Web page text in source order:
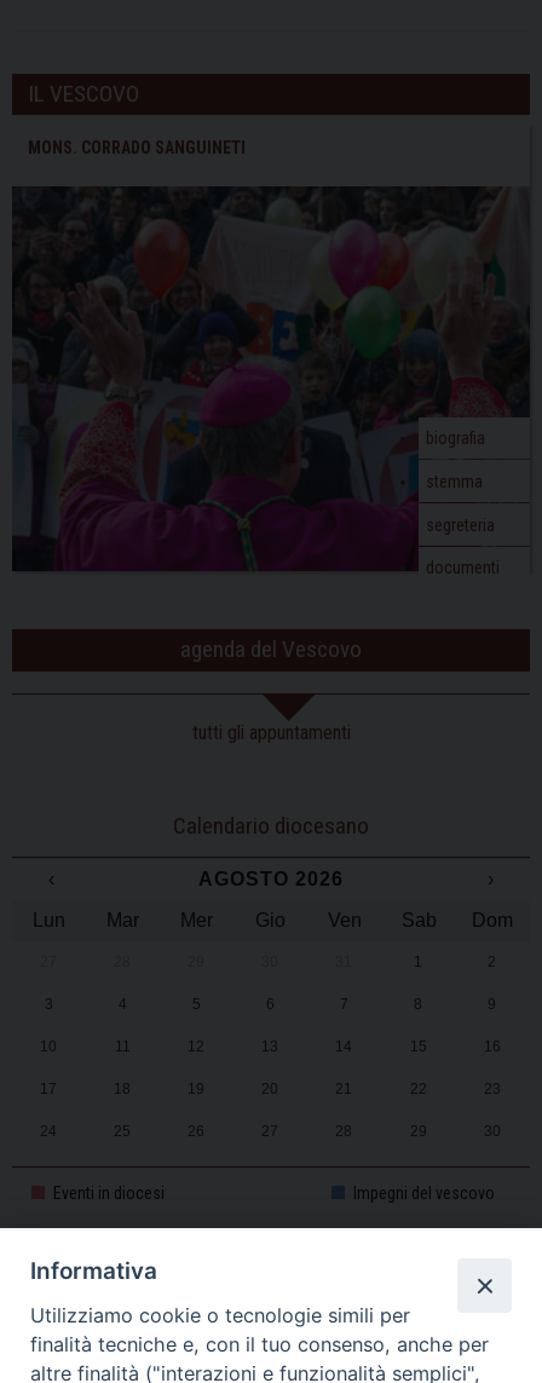
IL VESCOVO
MONS. CORRADO SANGUINETI
biografia
stemma
segreteria
documenti
agenda del Vescovo
tutti gli appuntamenti
Calendario diocesano
‹ AGOSTO 2026
›
Lun
Mar Mer Gio Ven Sab Dom
1 2
3 4 5 6 7 8 9
10 11 12 13 14 15 16
17 18 19 20 21 22 23
24 25 26 27 28 29 30
Eventi in diocesi Impegni del vescovo
CALENDARIO PASTORALE 2025-2026
Informativa
Utilizziamo cookie o tecnologie simili per
finalità tecniche e, con il tuo consenso, anche per
altre finalità ("interazioni e funzionalità semplici",